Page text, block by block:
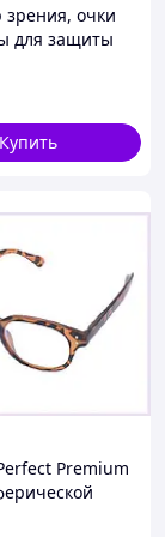
зрения, очки
для защиты
Купить
Premium